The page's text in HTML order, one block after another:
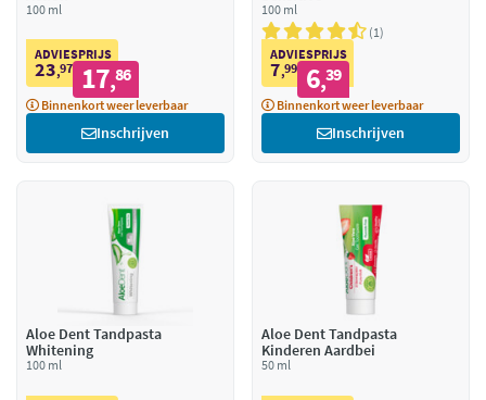
100 ml
ADVIESPRIJS
23,97 17,86
Binnenkort weer leverbaar
Inschrijven
100 ml
1
ADVIESPRIJS
7,99 6,39
Binnenkort weer leverbaar
Inschrijven
Aloe Dent Tandpasta
Whitening
100 ml
Aloe Dent Tandpasta
Kinderen Aardbei
50 ml